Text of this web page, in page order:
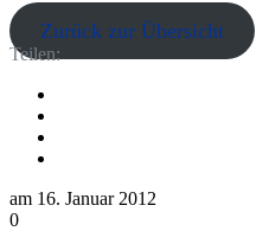
Zurück zur Übersicht
Teilen:
am 16. Januar 2012
0